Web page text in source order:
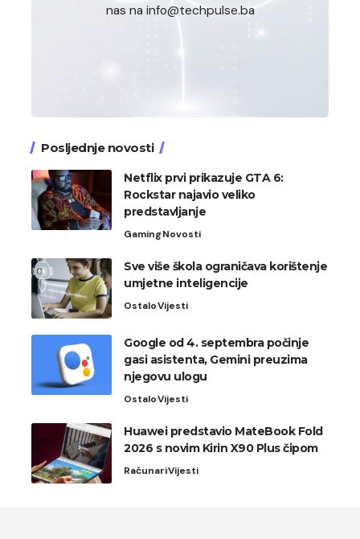
nas na info@techpulse.ba
Posljednje novosti
Netflix prvi prikazuje GTA 6:
Rockstar najavio veliko
predstavljanje
GamingNovosti
Sve više škola ograničava korištenje
umjetne inteligencije
OstaloVijesti
Google od 4. septembra počinje
gasi asistenta, Gemini preuzima
njegovu ulogu
OstaloVijesti
Huawei predstavio MateBook Fold
2026 s novim Kirin X90 Plus čipom
RačunariVijesti